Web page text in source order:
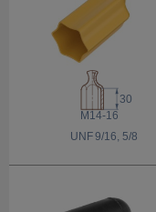
30
UNF9/16, 5/8
M14-16